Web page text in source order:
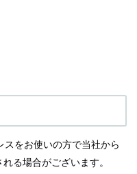
スをお使いの方で当社から
る場合がございます。